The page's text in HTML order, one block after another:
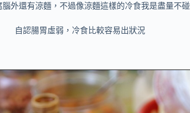
腦外還有涼麵，不過像涼麵這樣的冷食我是盡量不碰
自認腸胃虛弱，冷食比較容易出狀況